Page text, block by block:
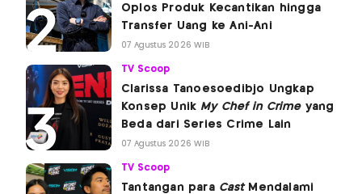
Oplos Produk Kecantikan hingga
Transfer Uang ke Ani-Ani
07 Agustus 2026 WIB
TV Scoop
Clarissa Tanoesoedibjo Ungkap
Konsep Unik My Chef in Crimeyang
Beda dari Series Crime Lain
07 Agustus 2026 WIB
TV Scoop
Tantangan para CastMendalami